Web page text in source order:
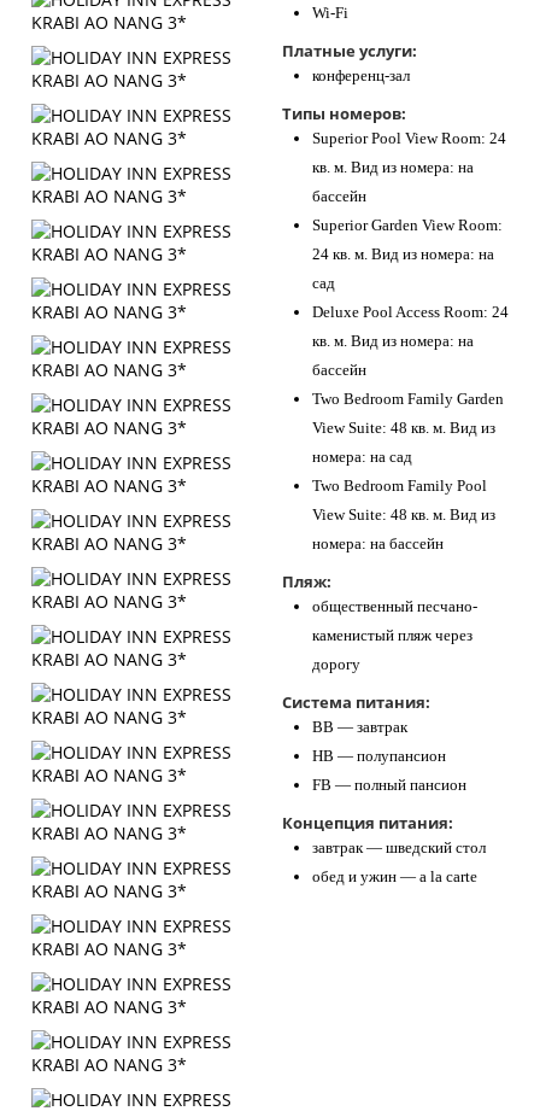
Wi-Fi
Платные услуги:
конференц-зал
Типы номеров:
Superior Pool View Room: 24
кв. м. Вид из номера: на
бассейн
Superior Garden View Room:
24 кв. м. Вид из номера: на
сад
Deluxe Pool Access Room: 24
кв. м. Вид из номера: на
бассейн
Two Bedroom Family Garden
View Suite: 48 кв. м. Вид из
номера: на сад
Two Bedroom Family Pool
View Suite: 48 кв. м. Вид из
номера: на бассейн
Пляж:
общественный песчано-
каменистый пляж через
дорогу
Система питания:
BB — завтрак
HB — полупансион
FB — полный пансион
Концепция питания:
завтрак — шведский стол
обед и ужин — a la carte